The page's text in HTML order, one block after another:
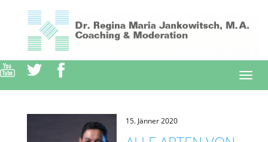
15. Jänner 2020